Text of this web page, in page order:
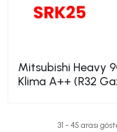
Mitsubishi Heavy
Klima A++ (R32
31 - 45 arası